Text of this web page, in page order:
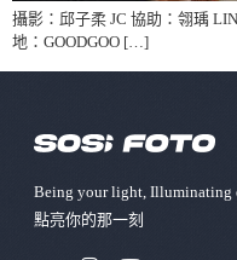
攝影：邱子柔 JC 協助：翎瑀
地：GOODGOO […]
Being your light, Illuminating
點亮你的那⼀刻